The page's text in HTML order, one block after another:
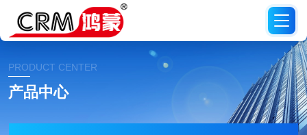
PRODUCT CENTER
产品中心